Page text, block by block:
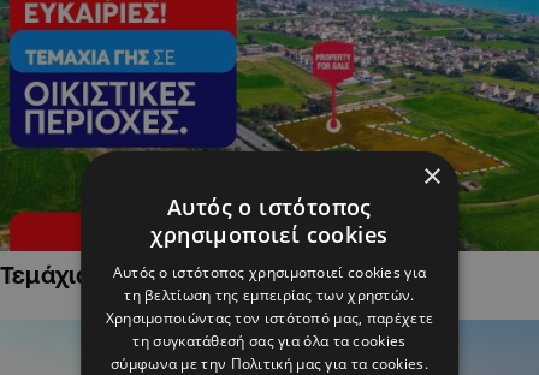
Τεμάχια Γης σε Οικιστικές Περιοχές
×
Αυτός ο ιστότοπος
χρησιμοποιεί cookies
Αυτός ο ιστότοπος χρησιμοποιεί cookies για
τη βελτίωση της εμπειρίας των χρηστών.
Χρησιμοποιώντας τον ιστότοπό μας, παρέχετε
τη συγκατάθεσή σας για όλα τα cookies
σύμφωνα με την Πολιτική μας για τα cookies.